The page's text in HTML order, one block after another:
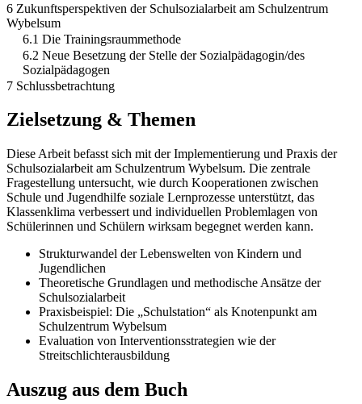
6 Zukunftsperspektiven der Schulsozialarbeit am Schulzentrum
Wybelsum
6.1 Die Trainingsraummethode
6.2 Neue Besetzung der Stelle der Sozialpädagogin/des
Sozialpädagogen
7 Schlussbetrachtung
Zielsetzung & Themen
Diese Arbeit befasst sich mit der Implementierung und Praxis der
Schulsozialarbeit am Schulzentrum Wybelsum. Die zentrale
Fragestellung untersucht, wie durch Kooperationen zwischen
Schule und Jugendhilfe soziale Lernprozesse unterstützt, das
Klassenklima verbessert und individuellen Problemlagen von
Schülerinnen und Schülern wirksam begegnet werden kann.
Strukturwandel der Lebenswelten von Kindern und
Jugendlichen
Theoretische Grundlagen und methodische Ansätze der
Schulsozialarbeit
Praxisbeispiel: Die „Schulstation“ als Knotenpunkt am
Schulzentrum Wybelsum
Evaluation von Interventionsstrategien wie der
Streitschlichterausbildung
Auszug aus dem Buch